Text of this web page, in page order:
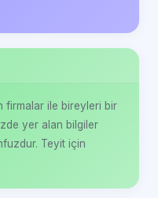
firmalar ile bireyleri bir
yer alan bilgiler
Teyit için